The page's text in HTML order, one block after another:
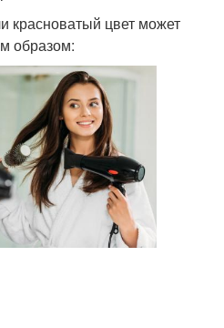
цвет может
образом: